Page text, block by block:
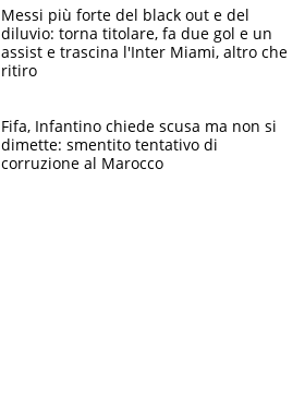
Messi più forte del black out e del
diluvio: torna titolare, fa due gol e un
assist e trascina l'Inter Miami, altro che
ritiro
Fifa, Infantino chiede scusa ma non si
dimette: smentito tentativo di
corruzione al Marocco